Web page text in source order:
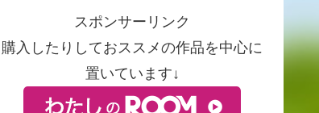
スポンサーリンク
購入したりしておススメの作品を中心に
置いています↓